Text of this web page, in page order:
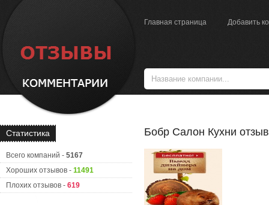
Главная страница Добавить
Статистика
Всего компаний - 5167
Хороших отзывов - 11491
Плохих отзывов - 619
Бобр Салон Кухни